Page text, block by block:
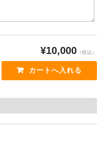
¥10,000 （税込）